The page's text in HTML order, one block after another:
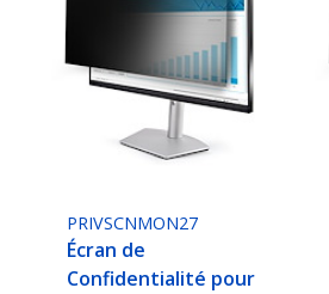
PRIVSCNMON27
Écran de
Confidentialité pour